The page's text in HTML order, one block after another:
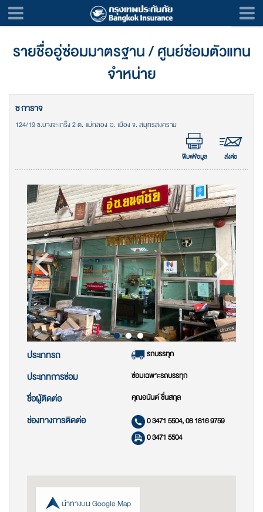
รายชื่ออู่ซ่อมมาตรฐาน / ศูนย์ซ่อมตัวแทน
จำหน่าย
ช การาจ
124/19 ซ.บางจะเกร็ง 2 ต. แม่กลอง อ. เมือง จ. สมุทรสงคราม
พิมพ์ข้อมูล ส่งต่อ
ประเภทรถ รถบรรทุก
ประเภทการซ่อม ซ่อมเฉพาะรถบรรทุก
ชื่อผู้ติดต่อ คุณอนันต์ ชื่นสกุล
ช่องทางการติดต่อ
0 3471 5504, 08 1816 9759
0 3471 5504
นำทางบน Google Map